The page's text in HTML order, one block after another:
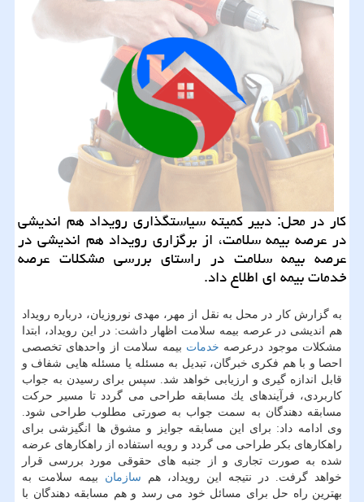
كار در محل: دبیر كمیته سیاستگذاری رویداد هم اندیشی
در عرصه بیمه سلامت، از برگزاری رویداد هم اندیشی در
عرصه بیمه سلامت در ‏راستای بررسی مشكلات عرصه
خدمات بیمه ای اطلاع داد.‏
به گزارش كار در محل به نقل از مهر، مهدی نوروزیان، درباره رویداد
هم اندیشی در عرصه بیمه سلامت اظهار داشت: در این رویداد، ابتدا
مشكلات ‏موجود درعرصه خدمات بیمه سلامت از واحدهای تخصصی
احصا و با هم فكری خبرگان، تبدیل به مسئله یا مسئله هایی شفاف و
‏قابل اندازه گیری و ارزیابی خواهد شد. سپس برای رسیدن به جواب
كاربردی، فرآیندهای یك مسابقه طراحی می گردد تا مسیر حركت
‏مسابقه دهندگان به سمت جواب به صورتی مطلوب طراحی شود.‏
وی ادامه داد: برای این مسابقه جوایز و مشوق ها انگیزشی برای
راهكارهای بكر طراحی می گردد و رویه استفاده از راهكارهای عرضه
شده ‏به صورت تجاری و از جنبه های حقوقی مورد بررسی قرار
خواهد گرفت. در نتیجه این رویداد، هم سازمان بیمه سلامت به
بهترین ‏راه حل برای مسائل خود می رسد و هم مسابقه دهندگان با